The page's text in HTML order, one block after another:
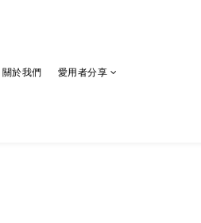
關於我們 愛用者分享